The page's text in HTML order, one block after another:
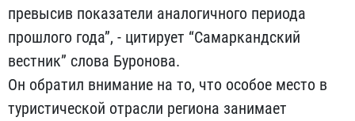
превысив показатели аналогичного периода
прошлого года”, - цитирует “Самаркандский
вестник” слова Буронова.
Он обратил внимание на то, что особое место в
туристической отрасли региона занимает